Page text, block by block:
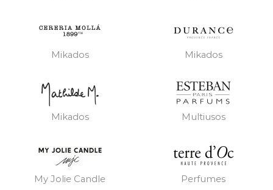
Mikados Mikados
Mikados Multiusos
My Jolie Candle Perfumes